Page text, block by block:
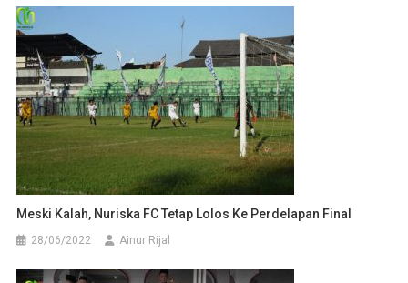
Meski Kalah, Nuriska FC Tetap Lolos Ke Perdelapan Final
28/06/2022 Ainur Rijal